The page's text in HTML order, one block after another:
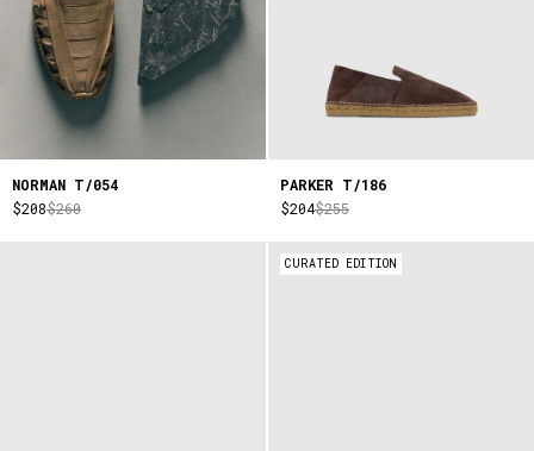
NORMAN T/054
$208$260
PARKER T/186
$204$255
CURATED EDITION